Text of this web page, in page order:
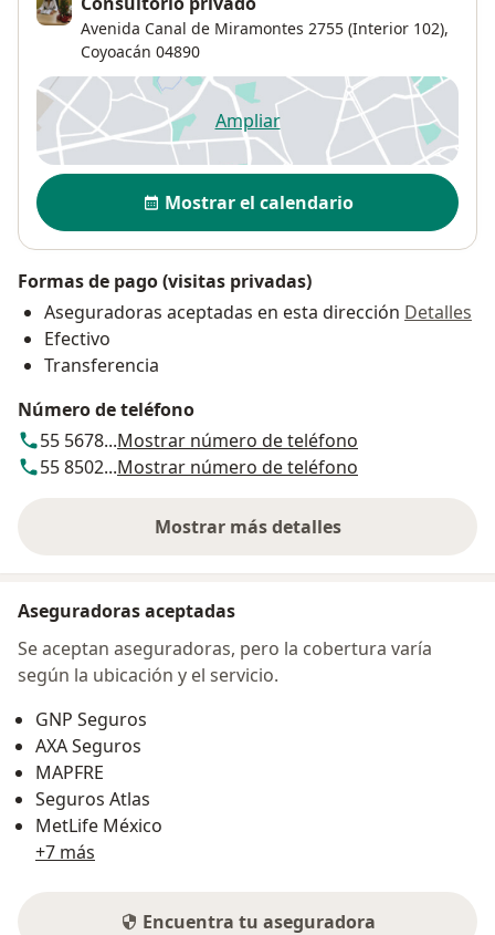
Avenida Canal de Miramontes 2755 (Interior 102),
Coyoacán 04890
Ampliarse abre en una nueva
Disponibilidad
Mostrar el calendario
Formas de pago (visitas privadas)
Aseguradoras aceptadas en esta dirección Detalles
Efectivo
Transferencia
Número de teléfono
55 5678...Mostrar número de teléfono
55 8502...Mostrar número de teléfono
Mostrar más detalles
sobre la dirección
Aseguradoras aceptadas
Se aceptan aseguradoras, pero la cobertura varía
según la ubicación y el servicio.
GNP Seguros
AXA Seguros
MAPFRE
Seguros Atlas
MetLife México
+7 más
Encuentra tu aseguradora